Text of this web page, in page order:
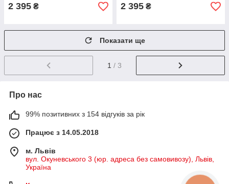
2 395 ₴ 2 395 ₴
Показати ще
1 / 3
Про нас
99% позитивних з 154 відгуків за рік
Працює з 14.05.2018
м. Львів
вул. Окуневського 3 (юр. адреса без самовивозу), Львів,
Україна